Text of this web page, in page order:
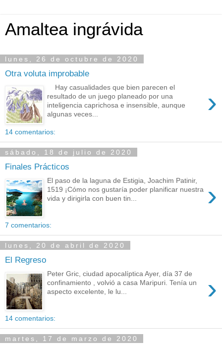
Amaltea ingrávida
lunes, 26 de octubre de 2020
Otra voluta improbable
›
Hay casualidades que bien parecen el
resultado de un juego planeado por una
inteligencia caprichosa e insensible, aunque
algunas veces...
14 comentarios:
sábado, 18 de julio de 2020
Finales Prácticos
›
El paso de la laguna de Estigia, Joachim Patinir,
1519 ¡Cómo nos gustaría poder planificar nuestra
vida y dirigirla con buen tin...
7 comentarios:
lunes, 20 de abril de 2020
El Regreso
›
Peter Gric, ciudad apocalíptica Ayer, día 37 de
confinamiento , volvió a casa Maripuri. Tenía un
aspecto excelente, le lu...
14 comentarios:
martes, 17 de marzo de 2020